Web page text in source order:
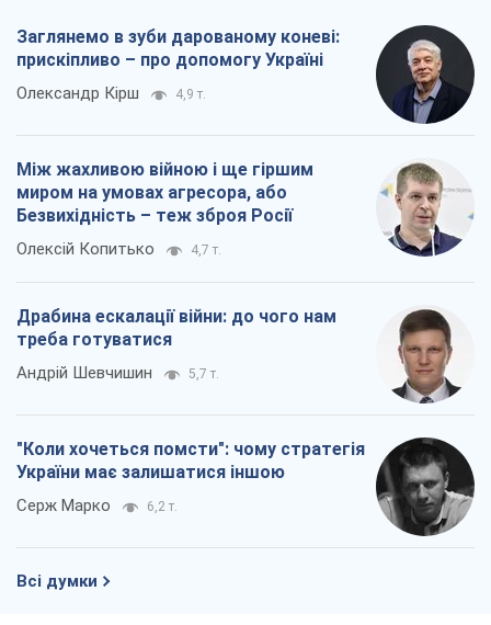
Заглянемо в зуби дарованому коневі:
прискіпливо – про допомогу Україні
Олександр Кірш 4,9 т.
Між жахливою війною і ще гіршим
миром на умовах агресора, або
Безвихідність – теж зброя Росії
Олексій Копитько 4,7 т.
Драбина ескалації війни: до чого нам
треба готуватися
Андрій Шевчишин 5,7 т.
"Коли хочеться помсти": чому стратегія
України має залишатися іншою
Серж Марко 6,2 т.
Всі думки